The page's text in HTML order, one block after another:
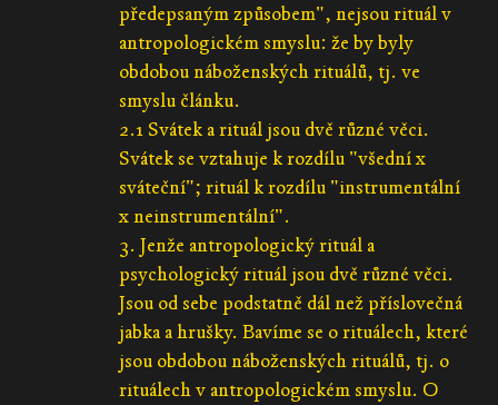
předepsaným způsobem", nejsou rituál v
antropologickém smyslu: že by byly
obdobou náboženských rituálů, tj. ve
smyslu článku.
2.1 Svátek a rituál jsou dvě různé věci.
Svátek se vztahuje k rozdílu "všední x
sváteční"; rituál k rozdílu "instrumentální
x neinstrumentální".
3. Jenže antropologický rituál a
psychologický rituál jsou dvě různé věci.
Jsou od sebe podstatně dál než příslovečná
jabka a hrušky. Bavíme se o rituálech, které
jsou obdobou náboženských rituálů, tj. o
rituálech v antropologickém smyslu. O